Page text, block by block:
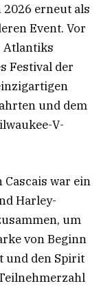
2026 erneut als
Event. Vor
Atlantiks
Festival der
und dem
V-
Cascais war ein
Harley-
um
von Beginn
und den Spirit